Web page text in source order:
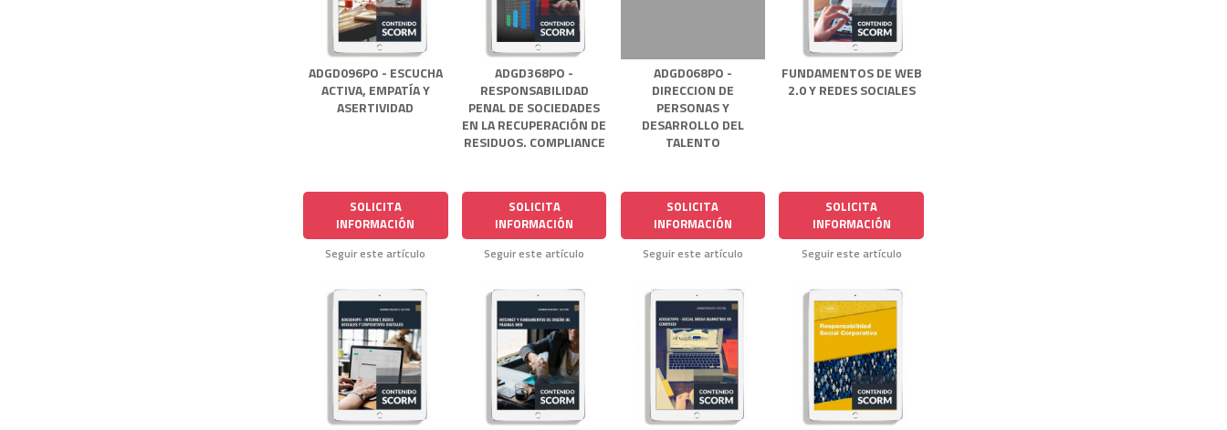
ADGD096PO - ESCUCHA
ACTIVA, EMPATÍA Y
ASERTIVIDAD
SOLICITA
INFORMACIÓN
Seguir este artículo
ADGD368PO -
RESPONSABILIDAD
PENAL DE SOCIEDADES
EN LA RECUPERACIÓN DE
RESIDUOS. COMPLIANCE
SOLICITA
INFORMACIÓN
Seguir este artículo
ADGD068PO -
DIRECCION DE
PERSONAS Y
DESARROLLO DEL
TALENTO
SOLICITA
INFORMACIÓN
Seguir este artículo
FUNDAMENTOS DE WEB
2.0 Y REDES SOCIALES
SOLICITA
INFORMACIÓN
Seguir este artículo